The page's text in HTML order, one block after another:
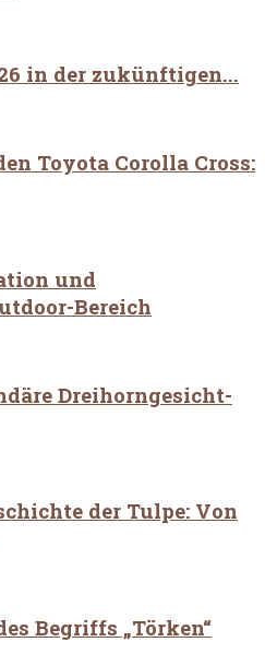
in der zukünftigen...
Toyota Corolla Cross:
und
Bereich
Dreihorngesicht-
der Tulpe: Von
Begriffs „Törken“